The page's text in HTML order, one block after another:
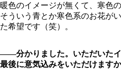
暖色のイメージが無くて、寒色
そういう青とか寒色系のお花が
た希望です（笑）。
――分かりました。いただいたイ
最後に意気込みをいただけます